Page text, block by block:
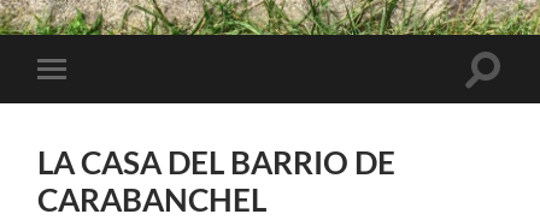
Alternar
el
LA CASA DEL BARRIO DE
CARABANCHEL